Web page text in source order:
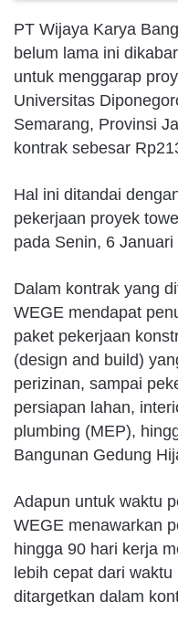
PT Wijaya Karya
belum lama ini
untuk menggarap
Universitas
Semarang, Provinsi
kontrak sebesar
Hal ini ditandai
pekerjaan proyek
pada Senin, 6 Januari
Dalam kontrak yang
WEGE mendapat
paket pekerjaan
(design and build)
perizinan, sampai
persiapan lahan,
plumbing (MEP),
Bangunan Gedung
Adapun untuk waktu
WEGE menawarkan
hingga 90 hari kerja
lebih cepat dari
ditargetkan dalam